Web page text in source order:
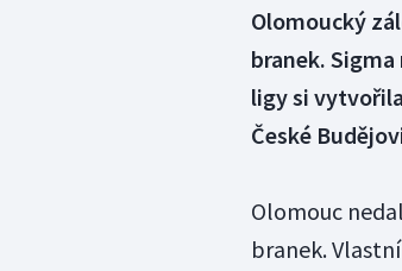
Olomoucký
branek.
ligy si
České
Olomouc
branek.